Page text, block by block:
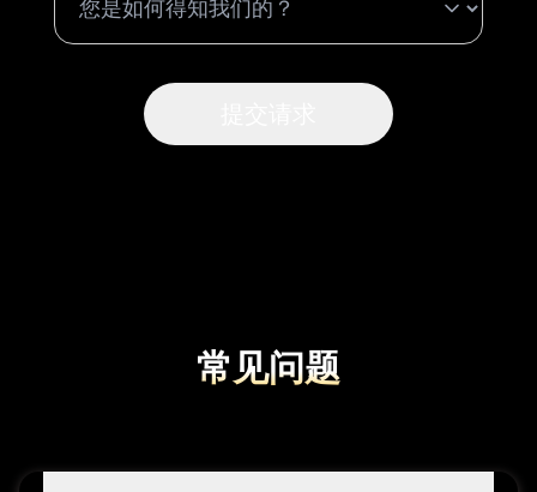
常见问题